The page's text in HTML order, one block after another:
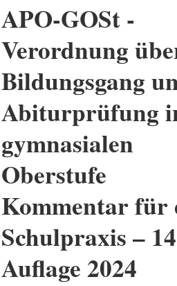
APO-GOSt -
Verordnung
Bildungsgang
Abiturprüfung
gymnasialen
Oberstufe
Kommentar für
Schulpraxis –
Auflage 2024